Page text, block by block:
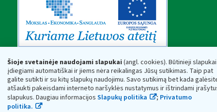
Šioje svetainėje naudojami slapukai(angl. cookies). Būtinieji slapukai
įdiegiami automatiškai ir jiems nėra reikalingas Jūsų sutikimas. Taip pat
galite sutikti ir su kitų slapukų naudojimu. Savo sutikimą bet kada
atšaukti pakeisdami interneto naršyklės nustatymus ir ištrindami
slapukus. Daugiau informacijos Slapukų politika ; Privatumo
politika.